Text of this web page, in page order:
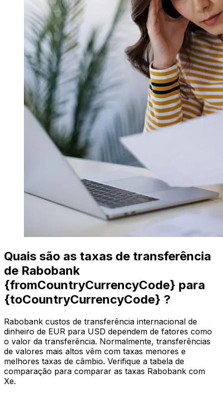
Quais são as taxas de transferência
de Rabobank
{fromCountryCurrencyCode} para
{toCountryCurrencyCode} ?
Rabobank custos de transferência internacional de
dinheiro de EUR para USD dependem de fatores como
o valor da transferência. Normalmente, transferências
de valores mais altos vêm com taxas menores e
melhores taxas de câmbio. Verifique a tabela de
comparação para comparar as taxas Rabobank com
Xe.